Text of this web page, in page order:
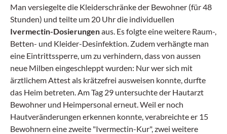
Man versiegelte die Kleiderschränke der Bewohner (für 48
Stunden) und teilte um 20 Uhr die individuellen
Ivermectin-Dosierungenaus. Es folgte eine weitere Raum-,
Betten- und Kleider-Desinfektion. Zudem verhängte man
eine Eintrittssperre, um zu verhindern, dass von aussen
neue Milben eingeschleppt wurden: Nur wer sich mit
ärztlichem Attest als krätzefrei ausweisen konnte, durfte
das Heim betreten. Am Tag 29 untersuchte der Hautarzt
Bewohner und Heimpersonal erneut. Weil er noch
Hautveränderungen erkennen konnte, verabreichte er 15
Bewohnern eine zweite "Ivermectin-Kur", zwei weitere